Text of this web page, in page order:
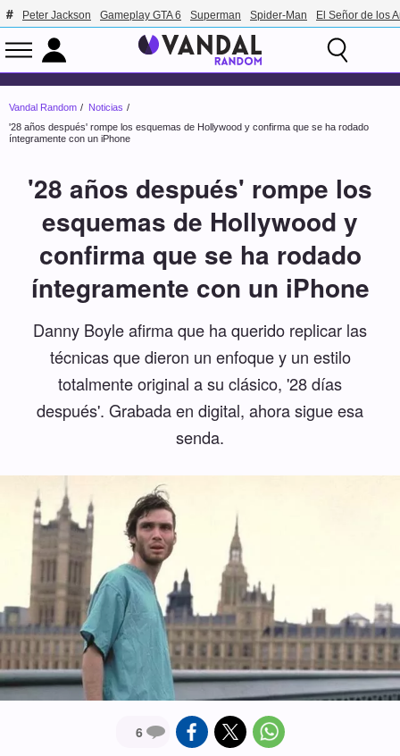
Peter Jackson Gameplay GTA 6 Superman Spider-Man El Señor de los
Vandal Random
Noticias
'28 años después' rompe los esquemas de Hollywood y confirma que se ha rodado
íntegramente con un iPhone
'28 años después' rompe los
esquemas de Hollywood y
confirma que se ha rodado
íntegramente con un iPhone
Danny Boyle afirma que ha querido replicar las
técnicas que dieron un enfoque y un estilo
totalmente original a su clásico, '28 días
después'. Grabada en digital, ahora sigue esa
senda.
6